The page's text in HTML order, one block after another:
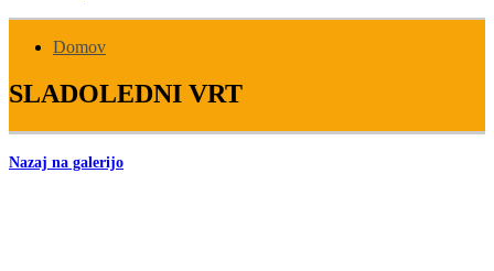
Domov
SLADOLEDNI VRT
Nazaj na galerijo